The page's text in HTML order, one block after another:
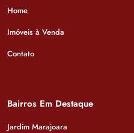
Home
Imóveis à Venda
Contato
Bairros Em Destaque
Jardim Marajoara